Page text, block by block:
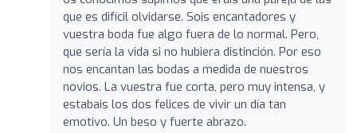
que es difícil olvidarse. Sois encantadores y
vuestra boda fue algo fuera de lo normal. Pero,
que sería la vida si no hubiera distinción. Por eso
nos encantan las bodas a medida de nuestros
novios. La vuestra fue corta, pero muy intensa, y
estabais los dos felices de vivir un día tan
emotivo. Un beso y fuerte abrazo.